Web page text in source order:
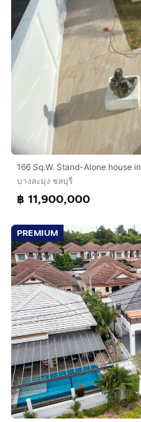
บางละมุง ชลบุรี
฿ 11,900,000
PREMIUM